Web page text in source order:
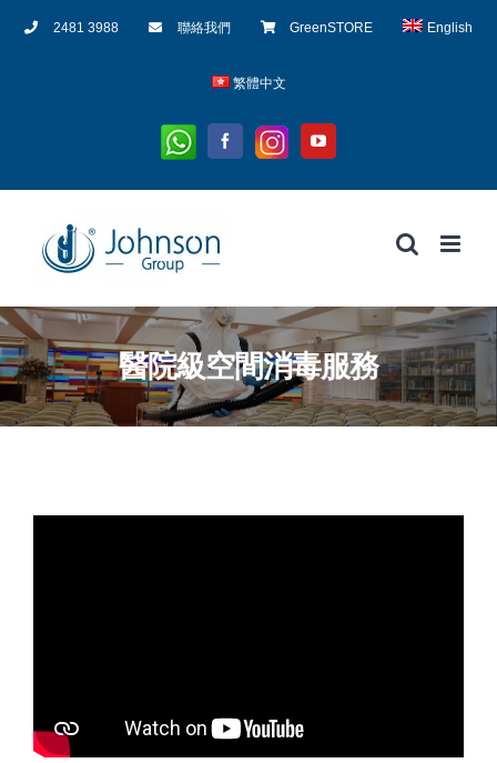
2481 3988 聯絡我們 GreenSTORE English
繁體中文
Whatsapp
Facebook
Instagram
YouTube
醫院級空間消毒服務